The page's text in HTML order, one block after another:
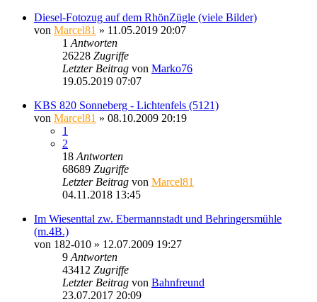
Diesel-Fotozug auf dem RhönZügle (viele Bilder)
von Marcel81 » 11.05.2019 20:07
1 Antworten
26228 Zugriffe
Letzter Beitrag von Marko76
19.05.2019 07:07
KBS 820 Sonneberg - Lichtenfels (5121)
von Marcel81 » 08.10.2009 20:19
1
2
18 Antworten
68689 Zugriffe
Letzter Beitrag von Marcel81
04.11.2018 13:45
Im Wiesenttal zw. Ebermannstadt und Behringersmühle
(m.4B.)
von 182-010 » 12.07.2009 19:27
9 Antworten
43412 Zugriffe
Letzter Beitrag von Bahnfreund
23.07.2017 20:09